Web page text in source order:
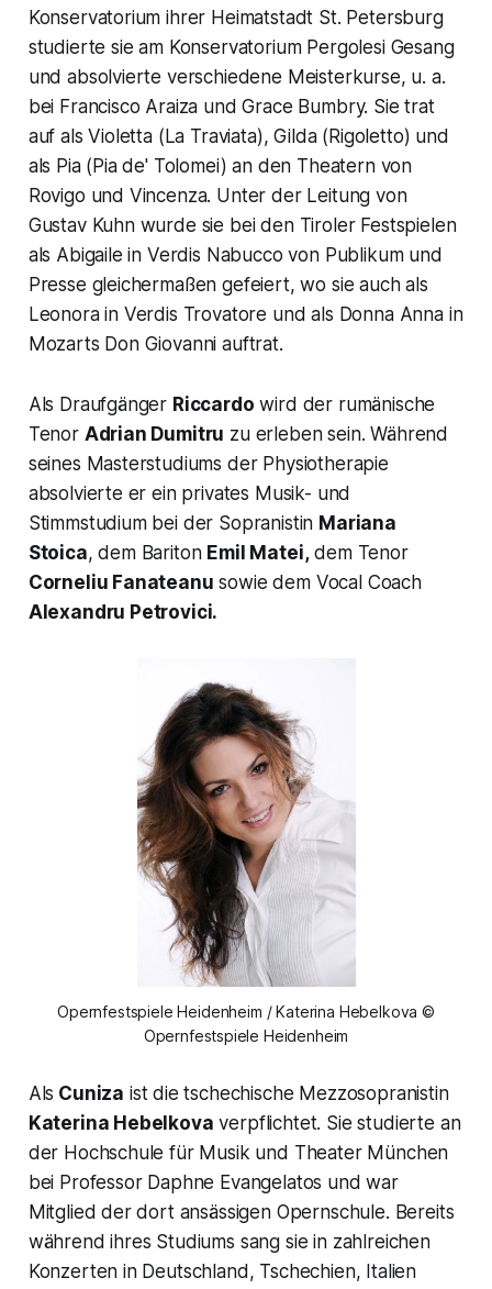
Konservatorium ihrer Heimatstadt St. Petersburg
studierte sie am Konservatorium Pergolesi Gesang
und absolvierte verschiedene Meisterkurse, u. a.
bei Francisco Araiza und Grace Bumbry. Sie trat
auf als Violetta (La Traviata), Gilda (Rigoletto) und
als Pia (Pia de' Tolomei) an den Theatern von
Rovigo und Vincenza. Unter der Leitung von
Gustav Kuhn wurde sie bei den Tiroler Festspielen
als Abigaile in Verdis Nabucco von Publikum und
Presse gleichermaßen gefeiert, wo sie auch als
Leonora in Verdis Trovatore und als Donna Anna in
Mozarts Don Giovanni auftrat.
Als Draufgänger Riccardo wird der rumänische
Tenor Adrian Dumitru zu erleben sein. Während
seines Masterstudiums der Physiotherapie
absolvierte er ein privates Musik- und
Stimmstudium bei der Sopranistin Mariana
Stoica, dem Bariton Emil Matei,dem Tenor
Corneliu Fanateanu sowie dem Vocal Coach
Alexandru Petrovici.
Opernfestspiele Heidenheim / Katerina Hebelkova ©
Opernfestspiele Heidenheim
Als Cuniza ist die tschechische Mezzosopranistin
Katerina Hebelkova verpflichtet. Sie studierte an
der Hochschule für Musik und Theater München
bei Professor Daphne Evangelatos und war
Mitglied der dort ansässigen Opernschule. Bereits
während ihres Studiums sang sie in zahlreichen
Konzerten in Deutschland, Tschechien, Italien